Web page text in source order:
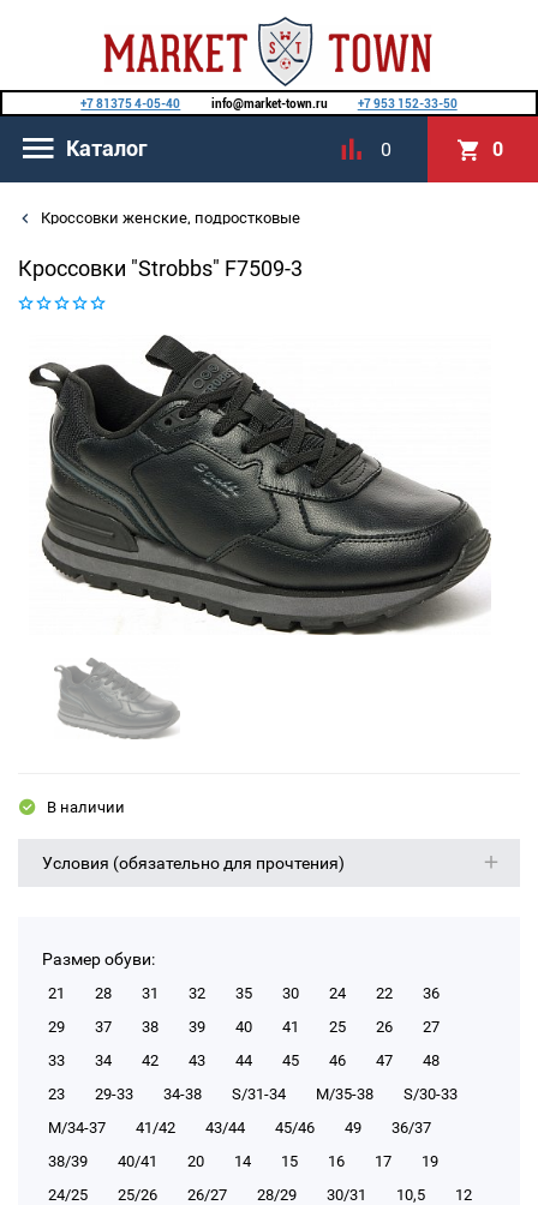
+7 81375 4-05-40 info@market-town.ru +7 953 152-33-50
Каталог 0 0
Кроссовки женские, подростковые
Кроссовки "Strobbs" F7509-3
В наличии
Условия (обязательно для прочтения)
Размер обуви:
21 28 31 32 35 30 24 22
36
29
37 38 39 40 41 25 26
27
33
34 42 43 44 45 46 47
48
23
29-33 34-38 S/31-34 М/35-38
S/30-33
М/34-37
41/42 43/44 45/46 49
36/37
38/39
40/41 20 14 15 16 17
19
24/25
25/26 26/27 28/29 30/31 10,5
12